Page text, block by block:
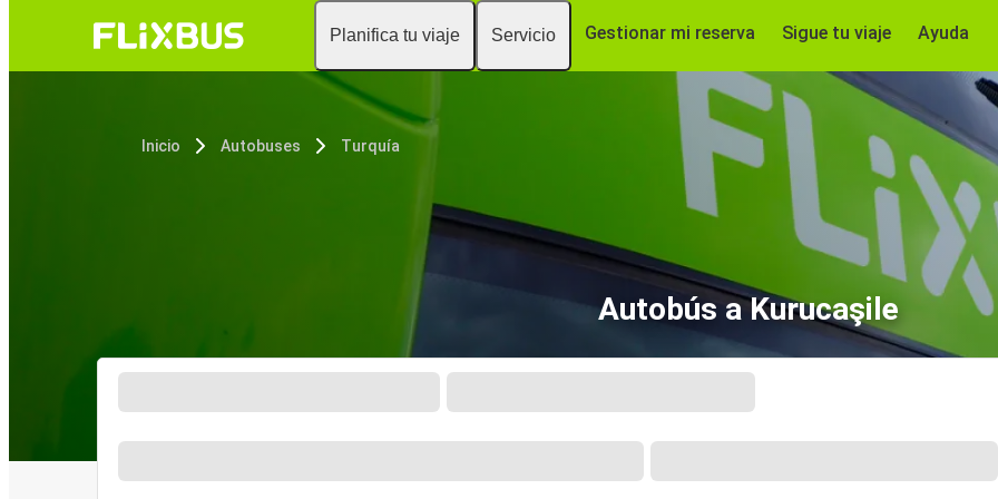
Planifica tu viaje Servicio Gestionar mi reserva Sigue tu viaje Ayuda
Inicio Autobuses Turquía
Autobús a Kurucaşile